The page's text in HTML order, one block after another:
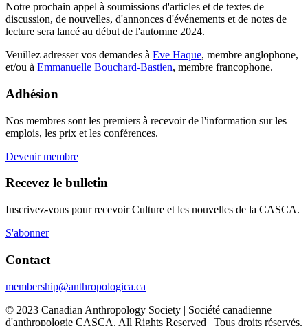
Notre prochain appel à soumissions d'articles et de textes de
discussion, de nouvelles, d'annonces d'événements et de notes de
lecture sera lancé au début de l'automne 2024.
Veuillez adresser vos demandes à Eve Haque, membre anglophone,
et/ou à Emmanuelle Bouchard-Bastien, membre francophone.
Adhésion
Nos membres sont les premiers à recevoir de l'information sur les
emplois, les prix et les conférences.
Devenir membre
Recevez le bulletin
Inscrivez-vous pour recevoir Culture et les nouvelles de la CASCA.
S'abonner
Contact
membership@anthropologica.ca
© 2023 Canadian Anthropology Society | Société canadienne
d'anthropologie CASCA. All Rights Reserved | Tous droits réservés.